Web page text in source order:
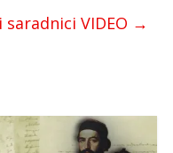
VIDEO →